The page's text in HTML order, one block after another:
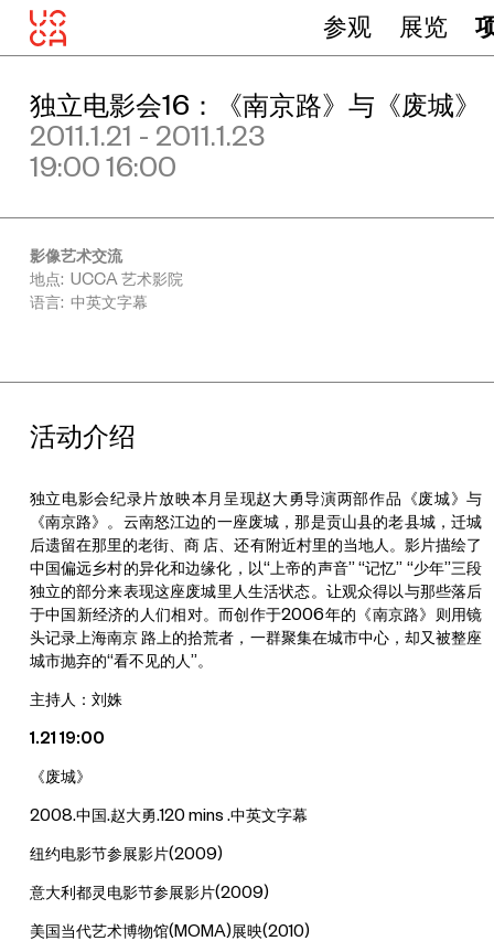
参观 展览
独立电影会16：《南京路》与《废城》
2011.1.21 - 2011.1.23
19:00 16:00
影像艺术交流
地点: UCCA 艺术影院
语言: 中英文字幕
活动介绍
独立电影会纪录片放映本月呈现赵大勇导演两部作品《废城》与
《南京路》。云南怒江边的一座废城，那是贡山县的老县城，迁城
后遗留在那里的老街、商 店、还有附近村里的当地人。影片描绘了
中国偏远乡村的异化和边缘化，以“上帝的声音” “记忆” “少年”三段
独立的部分来表现这座废城里人生活状态。让观众得以与那些落后
于中国新经济的人们相对。而创作于2006年的《南京路》则用镜
头记录上海南京 路上的拾荒者，一群聚集在城市中心，却又被整座
城市抛弃的“看不见的人”。
主持人：刘姝
1.21 19:00
《废城》
2008.中国.赵大勇.120 mins .中英文字幕
纽约电影节参展影片(2009)
意大利都灵电影节参展影片(2009)
美国当代艺术博物馆(MOMA)展映(2010)